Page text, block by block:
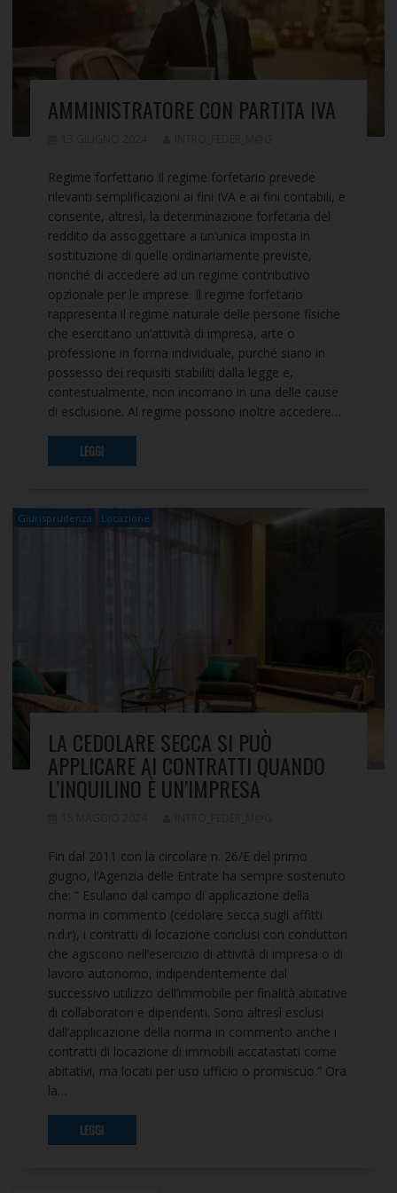
AMMINISTRATORE CON PARTITA IVA
Regime forfettario Il regime forfetario prevede
rilevanti semplificazioni ai fini IVA e ai fini contabili, e
consente, altresì, la determinazione forfetaria del
reddito da assoggettare a un’unica imposta in
sostituzione di quelle ordinariamente previste,
nonché di accedere ad un regime contributivo
opzionale per le imprese. Il regime forfetario
rappresenta il regime naturale delle persone fisiche
che esercitano un’attività di impresa, arte o
professione in forma individuale, purché siano in
possesso dei requisiti stabiliti dalla legge e,
contestualmente, non incorrano in una delle cause
di esclusione. Al regime possono inoltre accedere…
LEGGI
Giurisprudenza Locazione
LA CEDOLARE SECCA SI PUÒ
APPLICARE AI CONTRATTI QUANDO
L’INQUILINO È UN’IMPRESA
Fin dal 2011 con la circolare n. 26/E del primo
giugno, l’Agenzia delle Entrate ha sempre sostenuto
che: “ Esulano dal campo di applicazione della
norma in commento (cedolare secca sugli affitti
n.d.r), i contratti di locazione conclusi con conduttori
che agiscono nell’esercizio di attività di impresa o di
lavoro autonomo, indipendentemente dal
successivo utilizzo dell’immobile per finalità abitative
di collaboratori e dipendenti. Sono altresì esclusi
dall’applicazione della norma in commento anche i
contratti di locazione di immobili accatastati come
abitativi, ma locati per uso ufficio o promiscuo.” Ora
la…
LEGGI